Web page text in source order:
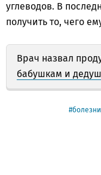
углеводов. В
получить то, чего
Врач назвал
бабушкам и